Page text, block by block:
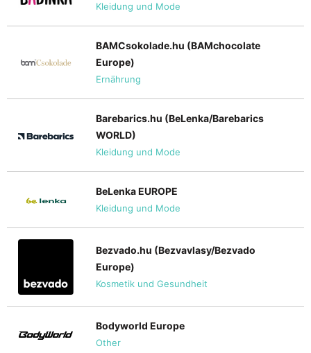
Kleidung und Mode
BAMCsokolade.hu (BAMchocolate
Europe)
Ernährung
Barebarics.hu (BeLenka/Barebarics
WORLD)
Kleidung und Mode
BeLenka EUROPE
Kleidung und Mode
Bezvado.hu (Bezvavlasy/Bezvado
Europe)
Kosmetik und Gesundheit
Bodyworld Europe
Other